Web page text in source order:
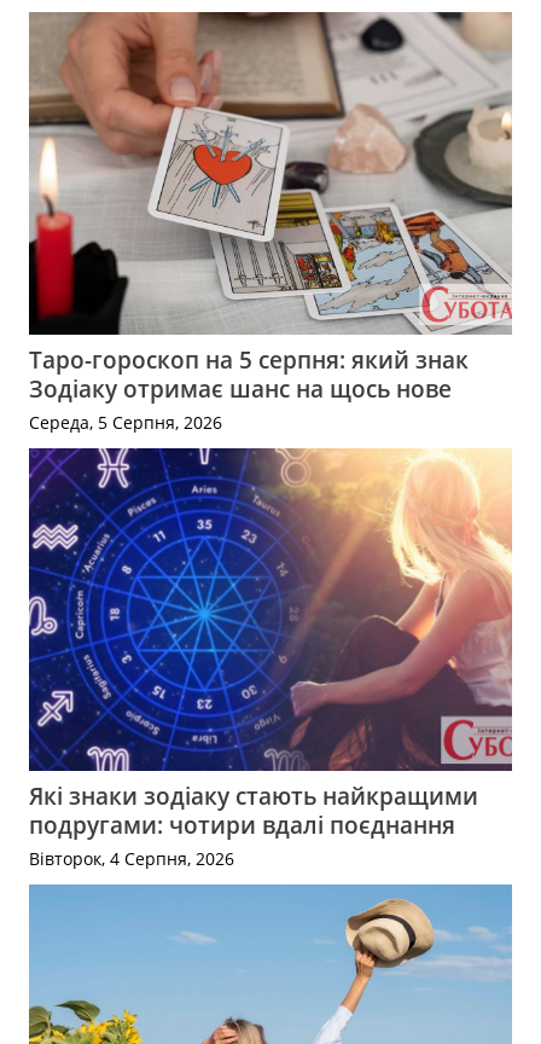
Таро-гороскоп на 5 серпня: який знак
Зодіаку отримає шанс на щось нове
Середа, 5 Серпня, 2026
Які знаки зодіаку стають найкращими
подругами: чотири вдалі поєднання
Вівторок, 4 Серпня, 2026